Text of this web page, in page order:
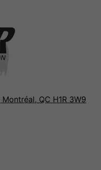
Montréal, QC H1R 3W9